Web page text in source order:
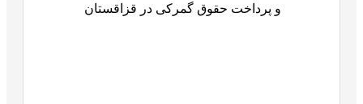
و پرداخت حقوق گمرکی در قزاقستان